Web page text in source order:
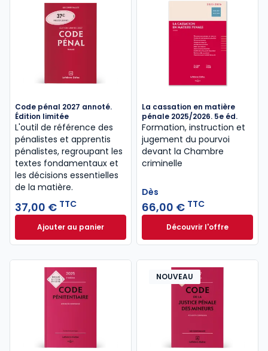
Code pénal 2027 annoté.
Édition limitée
L'outil de référence des
pénalistes et apprentis
pénalistes, regroupant les
textes fondamentaux et
les décisions essentielles
de la matière.
37,00 € TTC
Ajouter au panierCode pénal 2027 annoté. Édition limitée à 37,00 €
La cassation en matière
pénale 2025/2026. 5e éd.
Formation, instruction et
jugement du pourvoi
devant la Chambre
criminelle
Dès
66,00 € TTC
Découvrir l'offreLa cassation en
Dès
NOUVEAU